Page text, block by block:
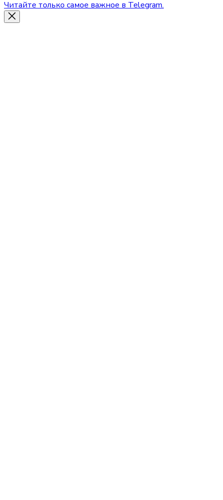
Читайте только самое важное в Telegram.